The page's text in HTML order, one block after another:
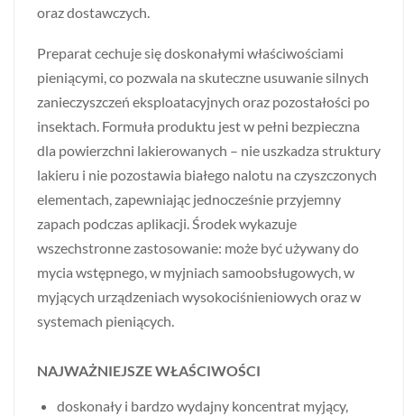
oraz dostawczych.
Preparat cechuje się doskonałymi właściwościami
pieniącymi, co pozwala na skuteczne usuwanie silnych
zanieczyszczeń eksploatacyjnych oraz pozostałości po
insektach. Formuła produktu jest w pełni bezpieczna
dla powierzchni lakierowanych – nie uszkadza struktury
lakieru i nie pozostawia białego nalotu na czyszczonych
elementach, zapewniając jednocześnie przyjemny
zapach podczas aplikacji. Środek wykazuje
wszechstronne zastosowanie: może być używany do
mycia wstępnego, w myjniach samoobsługowych, w
myjących urządzeniach wysokociśnieniowych oraz w
systemach pieniących.
NAJWAŻNIEJSZE WŁAŚCIWOŚCI
doskonały i bardzo wydajny koncentrat myjący,